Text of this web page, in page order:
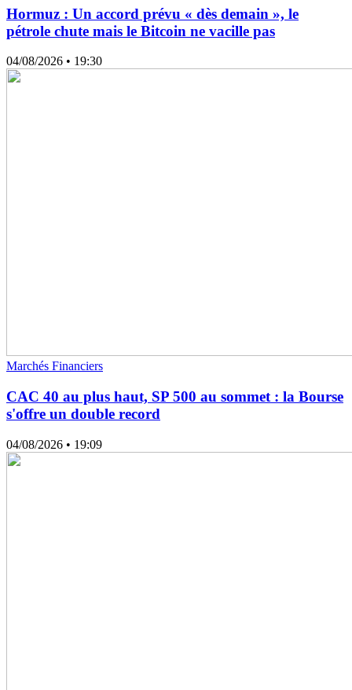
Hormuz : Un accord prévu « dès demain », le
pétrole chute mais le Bitcoin ne vacille pas
04/08/2026 • 19:30
Marchés Financiers
CAC 40 au plus haut, SP 500 au sommet : la Bourse
s'offre un double record
04/08/2026 • 19:09